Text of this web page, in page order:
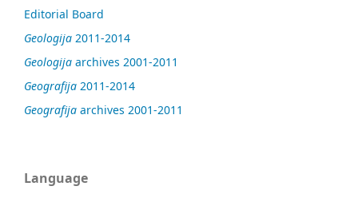
Editorial Board
Geologija 2011-2014
Geologija archives 2001-2011
Geografija 2011-2014
Geografija archives 2001-2011
Language